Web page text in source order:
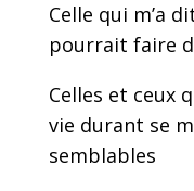
Celle qui m’a
pourrait faire
Celles et ceux
vie durant se
semblables